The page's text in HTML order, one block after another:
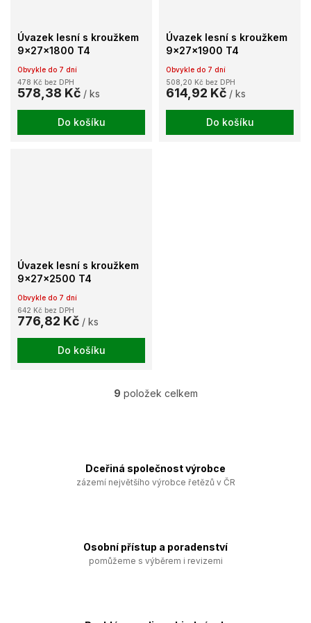
Úvazek lesní s kroužkem
9x27x1800 T4
Obvykle do 7 dní
478 Kč bez DPH
578,38 Kč / ks
Do košíku
Úvazek lesní s kroužkem
9x27x1900 T4
Obvykle do 7 dní
508,20 Kč bez DPH
614,92 Kč / ks
Do košíku
Úvazek lesní s kroužkem
9x27x2500 T4
Obvykle do 7 dní
642 Kč bez DPH
776,82 Kč / ks
Do košíku
O
a
c
k
y
9 položek celkem
Dceřiná společnost výrobce
zázemí největšího výrobce řetězů v ČR
Osobní přístup a poradenství
pomůžeme s výběrem i revizemi